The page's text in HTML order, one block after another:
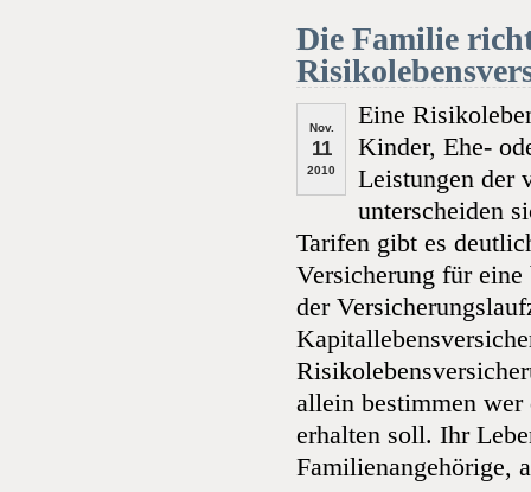
Die Familie
Nov.
11
2010
Eine
Kinder, Ehe-
Leistungen der
unterscheiden
Tarifen gibt es
Versicherung für
der
allein bestimmen wer
erhalten soll. Ihr
Familienangehörige,